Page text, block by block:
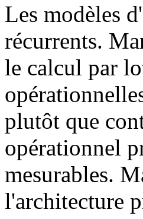
Les modèles
récurrents.
le calcul par
plutôt que
opérationnel
mesurables.
l'architecture